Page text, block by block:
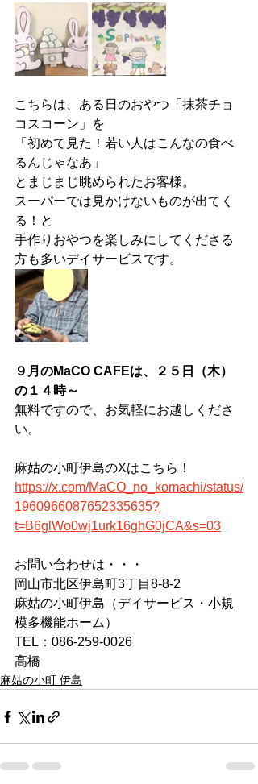
こちらは、ある日のおやつ「抹茶チョ
コスコーン」を
「初めて見た！若い人はこんなの食べ
るんじゃなあ」
とまじまじ眺められたお客様。
スーパーでは見かけないものが出てく
る！と
手作りおやつを楽しみにしてくださる
方も多いデイサービスです。
９月のMaCO CAFEは、２５日（木）
の１４時～
無料ですので、お気軽にお越しくださ
い。
麻姑の小町伊島のXはこちら！
https://x.com/MaCO_no_komachi/status/
1960966087652335635?
t=B6glWo0wj1urk16ghG0jCA&s=03
お問い合わせは・・・
岡山市北区伊島町3丁目8-8-2
麻姑の小町伊島（デイサービス・小規
模多機能ホーム）
TEL：086-259-0026
高橋
麻姑の小町 伊島